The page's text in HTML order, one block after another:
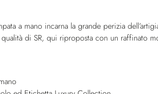
a mano incarna la grande perizia
qualità di SR, qui riproposta con un raffinato